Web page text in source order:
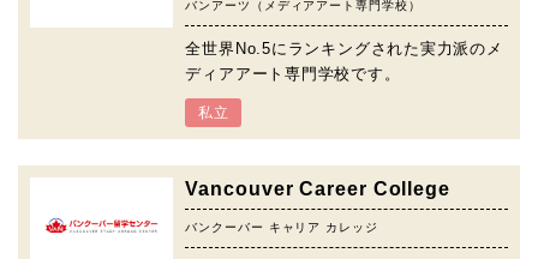
バンアーツ（メディアアート専門学校）
全世界No.5にランキングされた実力派のメ
ディアアート専門学校です。
私立
Vancouver Career College
バンクーバー キャリア カレッジ